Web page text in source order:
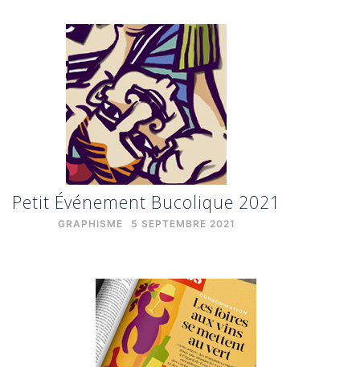
Petit Événement Bucolique 2021
GRAPHISME 5 SEPTEMBRE 2021